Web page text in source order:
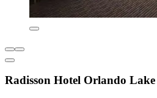
Radisson Hotel Orlando